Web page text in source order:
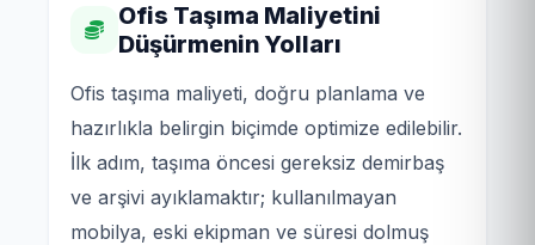
Ofis Taşıma Maliyetini
Düşürmenin Yolları
Ofis taşıma maliyeti, doğru planlama ve
hazırlıkla belirgin biçimde optimize edilebilir.
İlk adım, taşıma öncesi gereksiz demirbaş
ve arşivi ayıklamaktır; kullanılmayan
mobilya, eski ekipman ve süresi dolmuş